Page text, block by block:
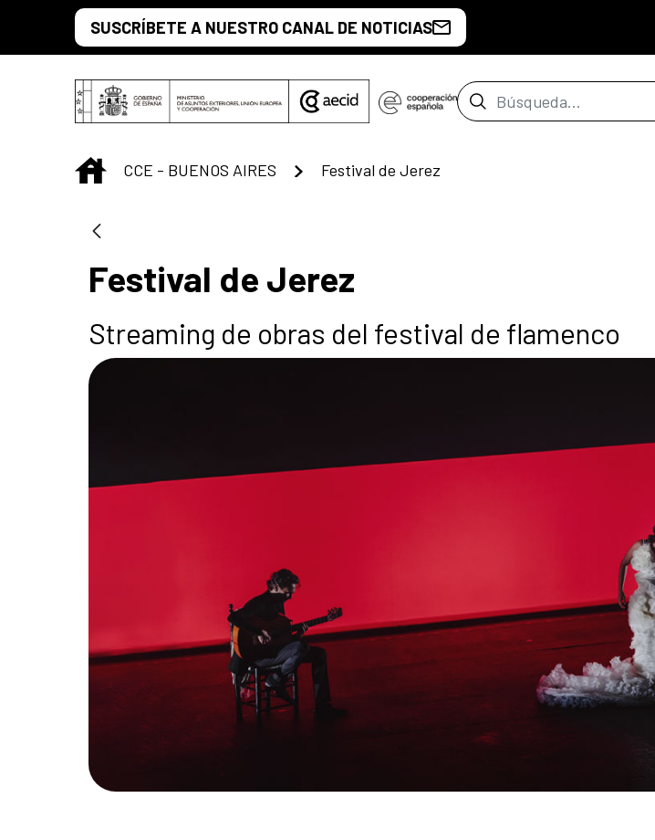
Saltar al contenido principal
SUSCRÍBETE A NUESTRO CANAL DE NOTICIAS
Barra de búsqueda
INICIO
CCE - BUENOS AIRES Festival de Jerez
Festival de Jerez
Streaming de obras del festival de flamenco